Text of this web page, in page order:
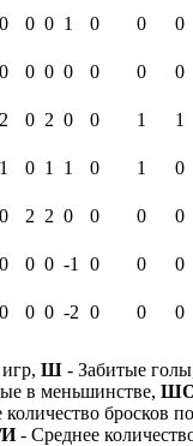
0 0 0 1 0 0 0
0 0 0 0 0 0 0
2 0 2 0 0 1 1
1 0 1 1 0 1 0
0 2 2 0 0 0 0
0 0 0 -1 0 0 0
0 0 0 -2 0 0 0
Ш - Забитые
в меньшинстве,
бросков
- Среднее